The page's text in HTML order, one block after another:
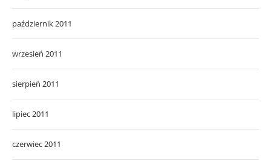
październik 2011
wrzesień 2011
sierpień 2011
lipiec 2011
czerwiec 2011